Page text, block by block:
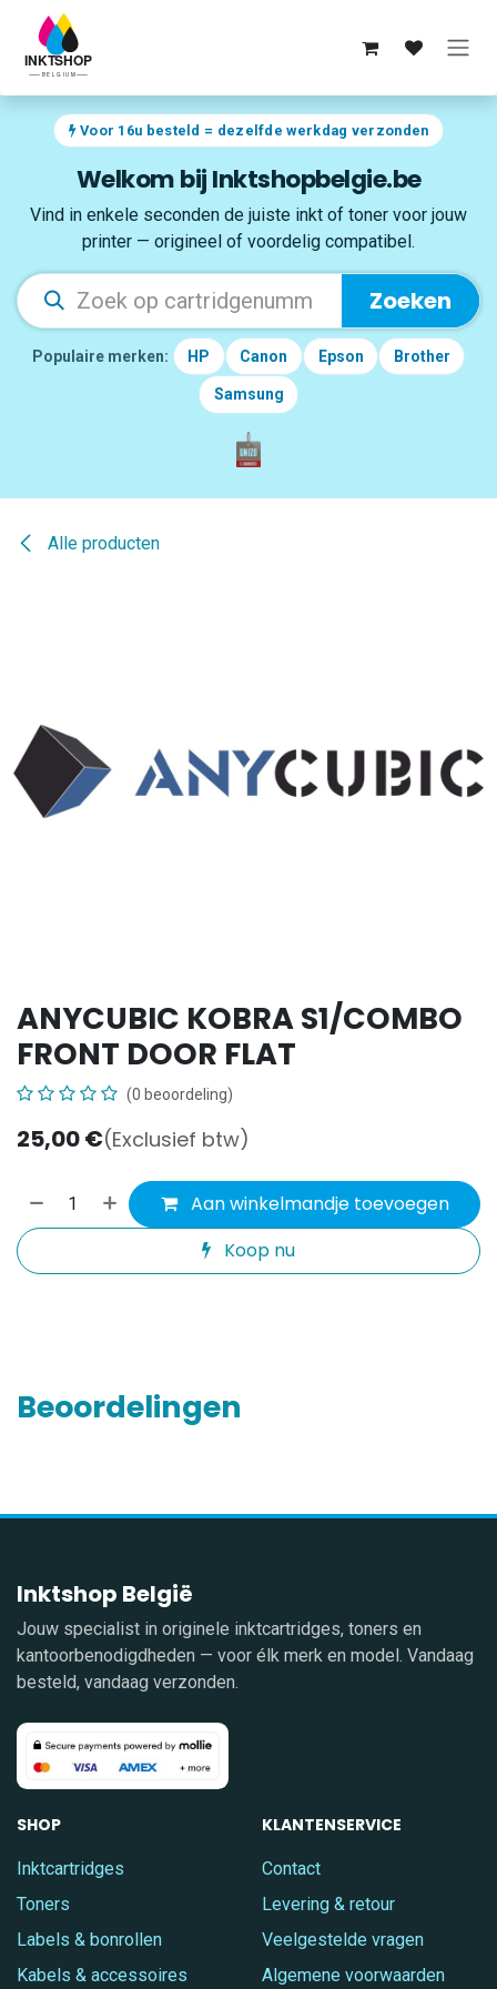
Overslaan naar inhoud
Voor 16u besteld = dezelfde werkdag verzonden
Welkom bij Inktshopbelgie.be
Vind in enkele seconden de juiste inkt of toner voor jouw
printer — origineel of voordelig compatibel.
Zoeken
Populaire merken: HP Canon Epson Brother
Samsung
Alle producten
ANYCUBIC KOBRA S1/COMBO
FRONT DOOR FLAT
(0 beoordeling)
25,00€(Exclusief btw)
Aan winkelmandje toevoegen
Koop nu
Beoordelingen
Inktshop België
Jouw specialist in originele inktcartridges, toners en
kantoorbenodigdheden — voor élk merk en model. Vandaag
besteld, vandaag verzonden.
SHOP
Inktcartridges
Toners
Labels & bonrollen
Kabels & accessoires
KLANTENSERVICE
Contact
Levering & retour
Veelgestelde vragen
Algemene voorwaarden